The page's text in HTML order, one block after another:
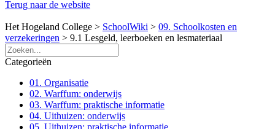
Terug naar de website
Het Hogeland College > SchoolWiki > 09. Schoolkosten en
verzekeringen > 9.1 Lesgeld, leerboeken en lesmateriaal
Categorieën
01. Organisatie
02. Warffum: onderwijs
03. Warffum: praktische informatie
04. Uithuizen: onderwijs
05. Uithuizen: praktische informatie